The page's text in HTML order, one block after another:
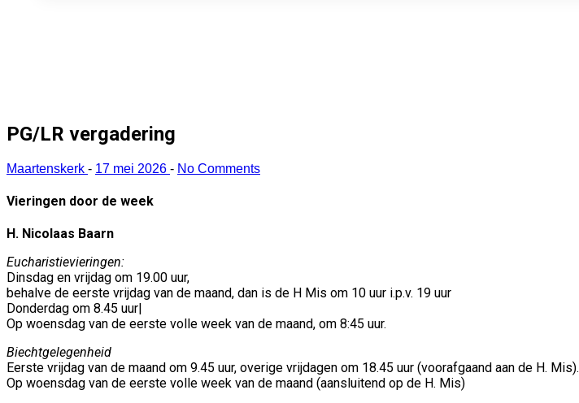
PG/LR vergadering
Maartenskerk - 17 mei 2026 - No Comments
Vieringen door de week
H. Nicolaas Baarn
Eucharistievieringen:
Dinsdag en vrijdag om 19.00 uur,
behalve de eerste vrijdag van de maand, dan is de H Mis om 10 uur i.p.v. 19 uur
Donderdag om 8.45 uur|
Op woensdag van de eerste volle week van de maand, om 8:45 uur.
Biechtgelegenheid
Eerste vrijdag van de maand om 9.45 uur, overige vrijdagen om 18.45 uur (voorafgaand aan de H. Mis).
Op woensdag van de eerste volle week van de maand (aansluitend op de H. Mis)